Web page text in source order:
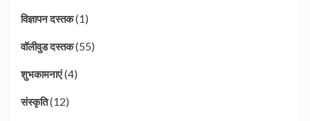
विज्ञापन दस्तक(1)
वॉलीवुड दस्तक(55)
शुभकामनाएं(4)
संस्कृति(12)